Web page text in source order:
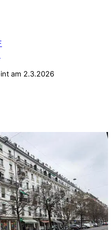
am 2.3.2026